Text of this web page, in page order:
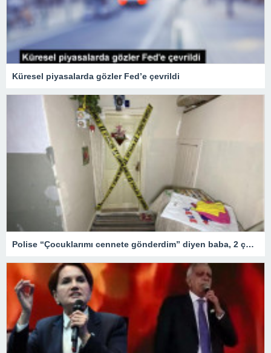
Küresel piyasalarda gözler Fed’e çevrildi
Polise “Çocuklarımı cennete gönderdim” diyen baba, 2 çocuğunu annesinin evine götürüp boğmuş